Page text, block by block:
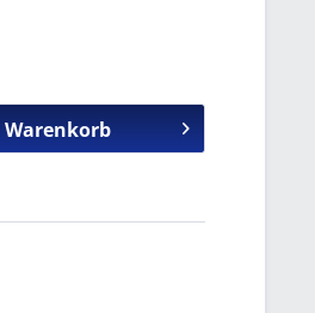
Warenkorb